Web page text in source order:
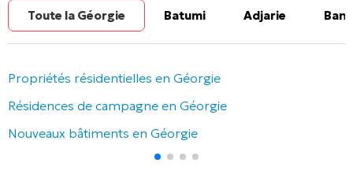
Toute la Géorgie Batumi Adjarie
Propriétés résidentielles en Géorgie
Résidences de campagne en Géorgie
Nouveaux bâtiments en Géorgie